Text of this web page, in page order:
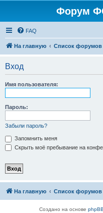
Форум
FAQ
На главную Список форумов
Вход
Имя пользователя:
Пароль:
Забыли пароль?
Запомнить меня
Скрыть моё пребывание на
На главную Список форумов
Создано на основе phpBB